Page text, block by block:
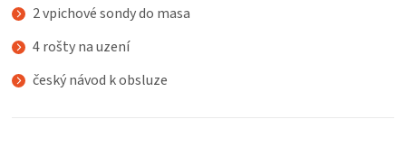
2 vpichové sondy do masa
4 rošty na uzení
český návod k obsluze